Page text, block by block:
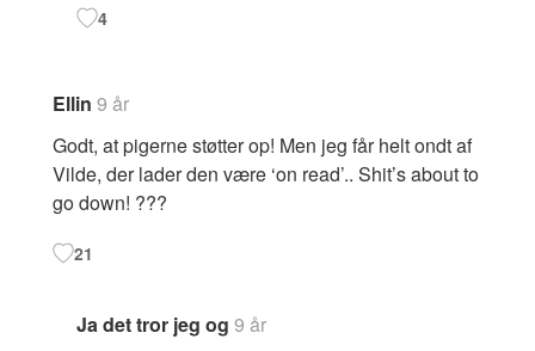
4
Ellin 9 år
Godt, at pigerne støtter op! Men jeg får helt ondt af
Vilde, der lader den være ‘on read’.. Shit’s about to
go down! ???
21
Ja det tror jeg og 9 år